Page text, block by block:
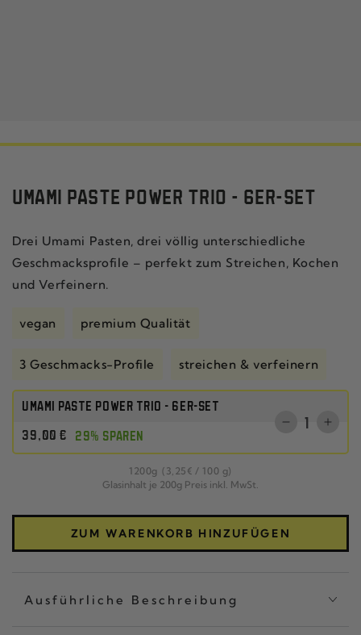
UMAMI PASTE POWER TRIO - 6ER-SET
Drei Umami Pasten, drei völlig unterschiedliche
Geschmacksprofile – perfekt zum Streichen, Kochen
und Verfeinern.
vegan premium Qualität
3 Geschmacks-Profile streichen & verfeinern
UMAMI PASTE POWER TRIO - 6ER-SET
Regulärer
Preis
39,00 € 29% SPAREN
Anzahl
Verringere
SET
CHILI
CRISP
SET
1200g (3,25 € / pro
100 g)
Glasinhalt je 200g Preis inkl. MwSt.
ZUM WARENKORB HINZUFÜGEN
Ausführliche Beschreibung